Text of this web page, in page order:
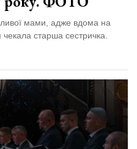
мами, адже вдома на
старша сестричка.